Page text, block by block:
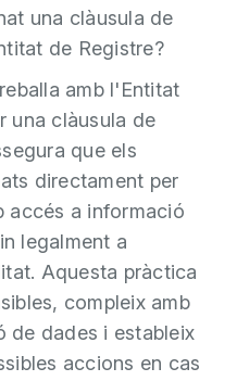
una clàusula de
de Registre?
amb l'Entitat
una clàusula de
que els
directament per
accés a informació
legalment a
Aquesta pràctica
compleix amb
de dades i estableix
accions en cas